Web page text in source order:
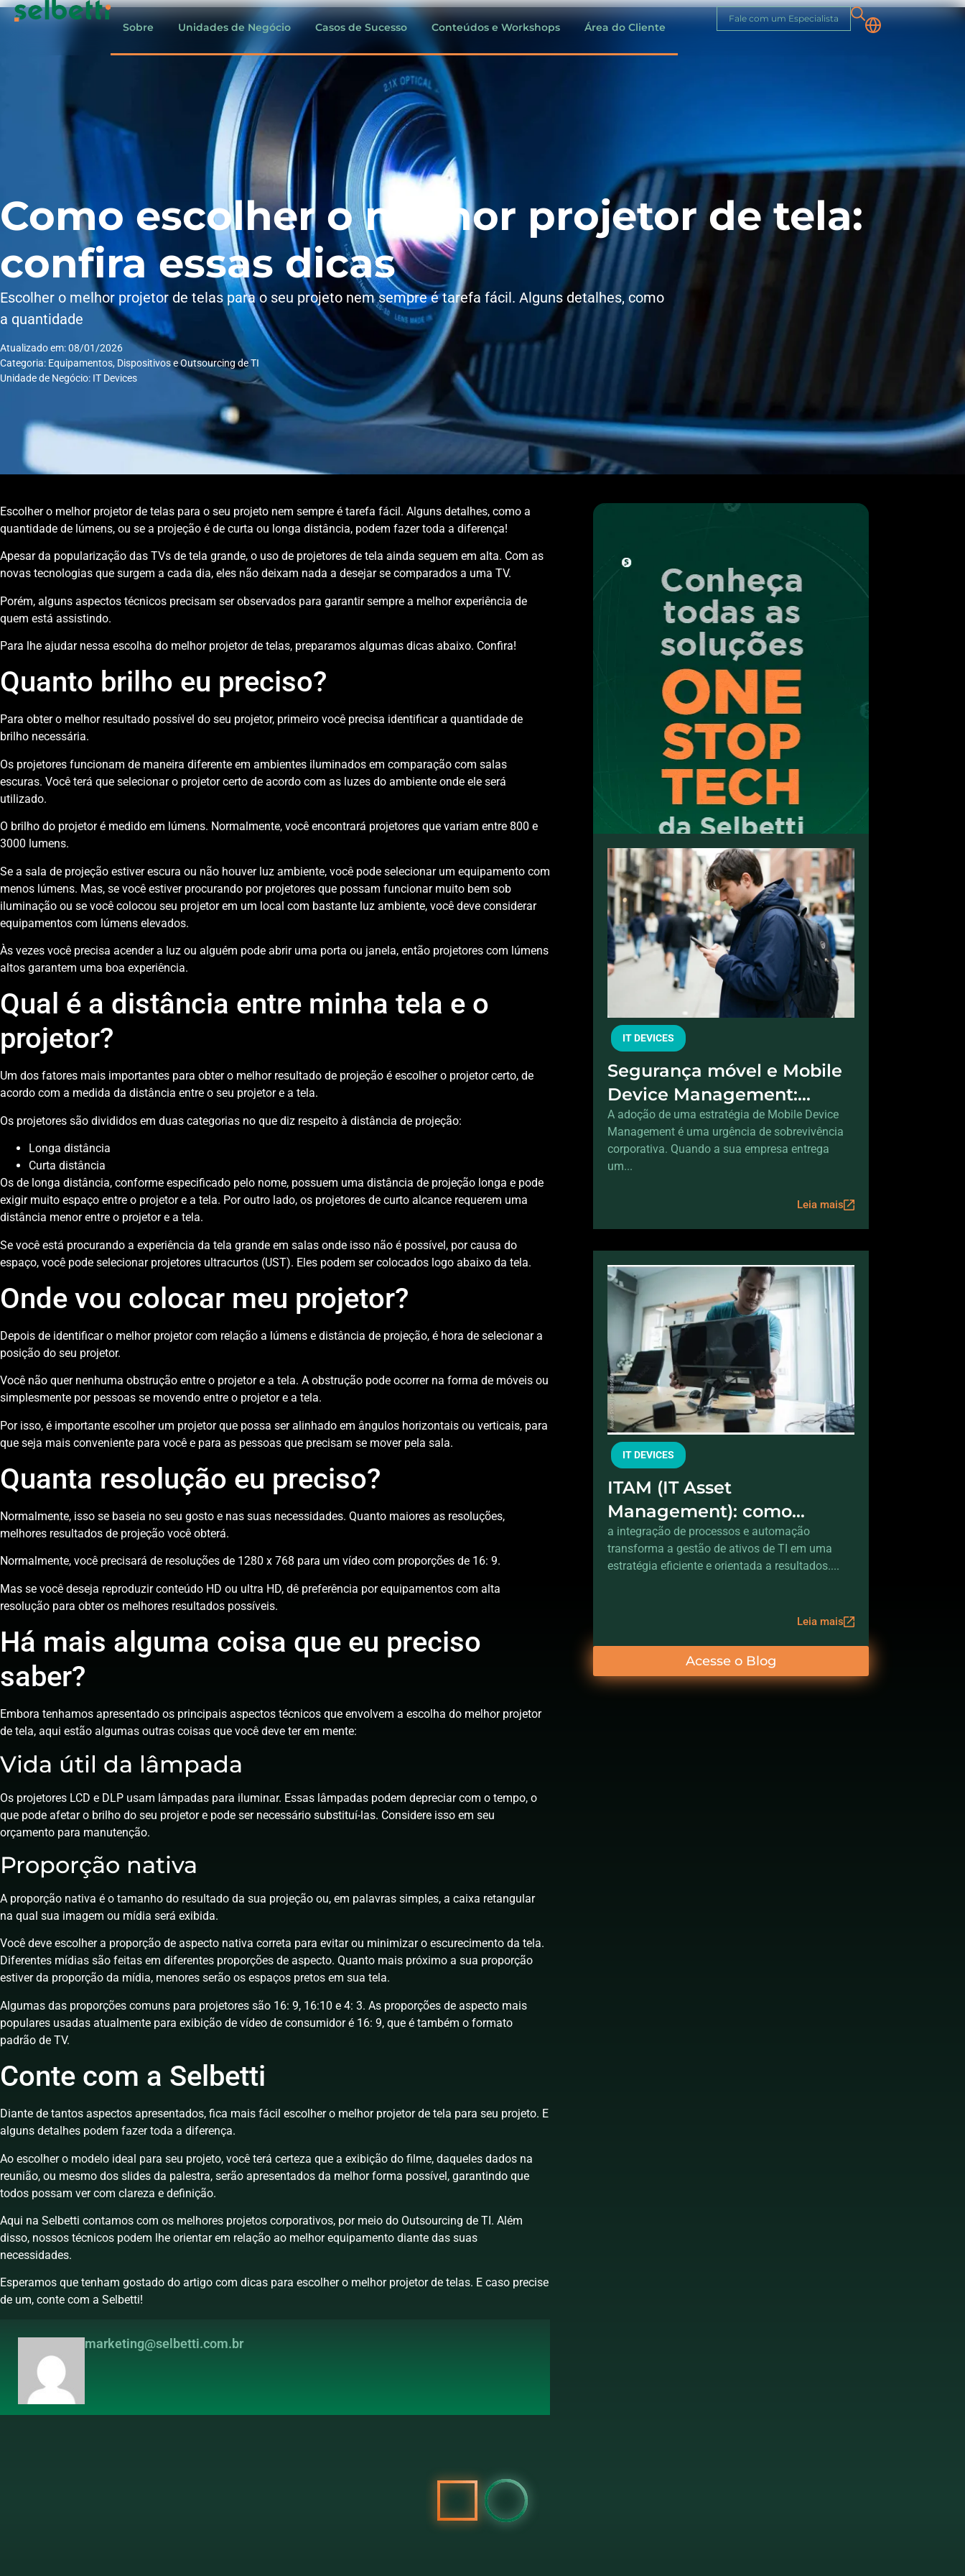
Sobre Unidades de Negócio Casos de Sucesso Conteúdos e Workshops Área do Cliente
Fale com um Especialista
Como escolher o melhor projetor de tela:
confira essas dicas
Escolher o melhor projetor de telas para o seu projeto nem sempre é tarefa fácil. Alguns detalhes, como
a quantidade
Atualizado em: 08/01/2026
Categoria: Equipamentos, Dispositivos e Outsourcing de TI
Unidade de Negócio: IT Devices
Escolher o melhor projetor de telas para o seu projeto nem sempre é tarefa fácil. Alguns detalhes, como a
quantidade de lúmens, ou se a projeção é de curta ou longa distância, podem fazer toda a diferença!
Apesar da popularização das TVs de tela grande, o uso de projetores de tela ainda seguem em alta. Com as
novas tecnologias que surgem a cada dia, eles não deixam nada a desejar se comparados a uma TV.
Porém, alguns aspectos técnicos precisam ser observados para garantir sempre a melhor experiência de
quem está assistindo.
Para lhe ajudar nessa escolha do melhor projetor de telas, preparamos algumas dicas abaixo. Confira!
Quanto brilho eu preciso?
Para obter o melhor resultado possível do seu projetor, primeiro você precisa identificar a quantidade de
brilho necessária.
Os projetores funcionam de maneira diferente em ambientes iluminados em comparação com salas
escuras. Você terá que selecionar o projetor certo de acordo com as luzes do ambiente onde ele será
utilizado.
O brilho do projetor é medido em lúmens. Normalmente, você encontrará projetores que variam entre 800 e
3000 lumens.
Se a sala de projeção estiver escura ou não houver luz ambiente, você pode selecionar um equipamento com
menos lúmens. Mas, se você estiver procurando por projetores que possam funcionar muito bem sob
iluminação ou se você colocou seu projetor em um local com bastante luz ambiente, você deve considerar
equipamentos com lúmens elevados.
Às vezes você precisa acender a luz ou alguém pode abrir uma porta ou janela, então projetores com lúmens
altos garantem uma boa experiência.
Qual é a distância entre minha tela e o
projetor?
Um dos fatores mais importantes para obter o melhor resultado de projeção é escolher o projetor certo, de
acordo com a medida da distância entre o seu projetor e a tela.
Os projetores são divididos em duas categorias no que diz respeito à distância de projeção:
Longa distância
Curta distância
Os de longa distância, conforme especificado pelo nome, possuem uma distância de projeção longa e pode
exigir muito espaço entre o projetor e a tela. Por outro lado, os projetores de curto alcance requerem uma
distância menor entre o projetor e a tela.
Se você está procurando a experiência da tela grande em salas onde isso não é possível, por causa do
espaço, você pode selecionar projetores ultracurtos (UST). Eles podem ser colocados logo abaixo da tela.
Onde vou colocar meu projetor?
Depois de identificar o melhor projetor com relação a lúmens e distância de projeção, é hora de selecionar a
posição do seu projetor.
Você não quer nenhuma obstrução entre o projetor e a tela. A obstrução pode ocorrer na forma de móveis ou
simplesmente por pessoas se movendo entre o projetor e a tela.
Por isso, é importante escolher um projetor que possa ser alinhado em ângulos horizontais ou verticais, para
que seja mais conveniente para você e para as pessoas que precisam se mover pela sala.
Quanta resolução eu preciso?
Normalmente, isso se baseia no seu gosto e nas suas necessidades. Quanto maiores as resoluções,
melhores resultados de projeção você obterá.
Normalmente, você precisará de resoluções de 1280 x 768 para um vídeo com proporções de 16: 9.
Mas se você deseja reproduzir conteúdo HD ou ultra HD, dê preferência por equipamentos com alta
resolução para obter os melhores resultados possíveis.
Há mais alguma coisa que eu preciso
saber?
Embora tenhamos apresentado os principais aspectos técnicos que envolvem a escolha do melhor projetor
de tela, aqui estão algumas outras coisas que você deve ter em mente:
Vida útil da lâmpada
Os projetores LCD e DLP usam lâmpadas para iluminar. Essas lâmpadas podem depreciar com o tempo, o
que pode afetar o brilho do seu projetor e pode ser necessário substituí-las. Considere isso em seu
orçamento para manutenção.
Proporção nativa
A proporção nativa é o tamanho do resultado da sua projeção ou, em palavras simples, a caixa retangular
na qual sua imagem ou mídia será exibida.
Você deve escolher a proporção de aspecto nativa correta para evitar ou minimizar o escurecimento da tela.
Diferentes mídias são feitas em diferentes proporções de aspecto. Quanto mais próximo a sua proporção
estiver da proporção da mídia, menores serão os espaços pretos em sua tela.
Algumas das proporções comuns para projetores são 16: 9, 16:10 e 4: 3. As proporções de aspecto mais
populares usadas atualmente para exibição de vídeo de consumidor é 16: 9, que é também o formato
padrão de TV.
Conte com a Selbetti
Diante de tantos aspectos apresentados, fica mais fácil escolher o melhor projetor de tela para seu projeto. E
alguns detalhes podem fazer toda a diferença.
Ao escolher o modelo ideal para seu projeto, você terá certeza que a exibição do filme, daqueles dados na
reunião, ou mesmo dos slides da palestra, serão apresentados da melhor forma possível, garantindo que
todos possam ver com clareza e definição.
Aqui na Selbetti contamos com os melhores projetos corporativos, por meio do Outsourcing de TI. Além
disso, nossos técnicos podem lhe orientar em relação ao melhor equipamento diante das suas
necessidades.
Esperamos que tenham gostado do artigo com dicas para escolher o melhor projetor de telas. E caso precise
de um, conte com a Selbetti!
marketing@selbetti.com.br
IT DEVICES
Segurança móvel e Mobile
Device Management:
protegendo dados fora do
escritório
A adoção de uma estratégia de Mobile Device
Management é uma urgência de sobrevivência
corporativa. Quando a sua empresa entrega
um...
Leia mais
IT DEVICES
ITAM (IT Asset
Management): como
integrar hardware e
processos para controle
a integração de processos e automação
transforma a gestão de ativos de TI em uma
estratégia eficiente e orientada a resultados....
Leia mais
Acesse o Blog